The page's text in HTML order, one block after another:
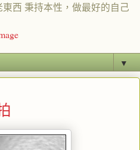
西 秉持本性，做最好的自己
▼